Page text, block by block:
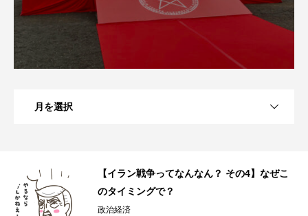
月を選択
【イラン戦争ってなんなん？ その4】なぜこ
のタイミングで？
政治経済